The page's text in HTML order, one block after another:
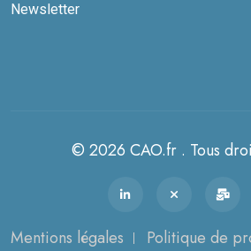
Newsletter
© 2026 CAO.fr . Tous
Mentions légales
Politique de